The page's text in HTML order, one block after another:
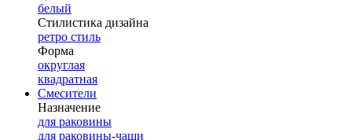
белый
Стилистика дизайна
ретро стиль
Форма
округлая
квадратная
Смесители
Назначение
для раковины
для раковины-чаши